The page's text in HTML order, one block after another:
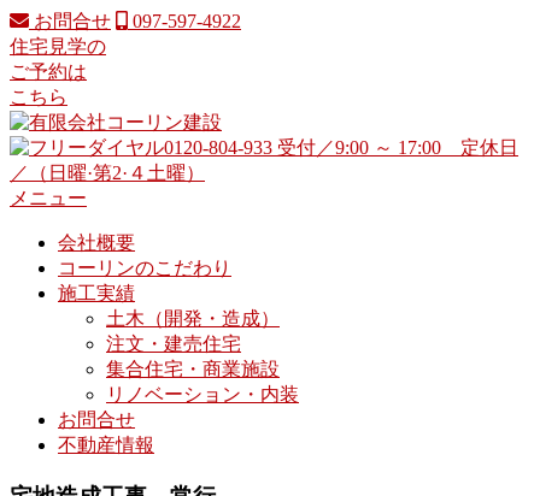
コ
ン
テ
ン
ツ
へ
ス
キ
お問合せ
097-597-4922
住宅見学の
ご予約は
こちら
メニュー
会社概要
コーリンのこだわり
施工実績
土木（開発・造成）
注文・建売住宅
集合住宅・商業施設
リノベーション・内装
お問合せ
不動産情報